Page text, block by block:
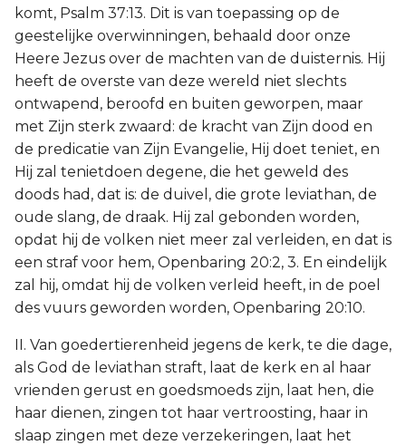
komt, Psalm 37:13. Dit is van toepassing op de
geestelijke overwinningen, behaald door onze
Heere Jezus over de machten van de duisternis. Hij
heeft de overste van deze wereld niet slechts
ontwapend, beroofd en buiten geworpen, maar
met Zijn sterk zwaard: de kracht van Zijn dood en
de predicatie van Zijn Evangelie, Hij doet teniet, en
Hij zal tenietdoen degene, die het geweld des
doods had, dat is: de duivel, die grote leviathan, de
oude slang, de draak. Hij zal gebonden worden,
opdat hij de volken niet meer zal verleiden, en dat is
een straf voor hem, Openbaring 20:2, 3. En eindelijk
zal hij, omdat hij de volken verleid heeft, in de poel
des vuurs geworden worden, Openbaring 20:10.
II. Van goedertierenheid jegens de kerk, te die dage,
als God de leviathan straft, laat de kerk en al haar
vrienden gerust en goedsmoeds zijn, laat hen, die
haar dienen, zingen tot haar vertroosting, haar in
slaap zingen met deze verzekeringen, laat het